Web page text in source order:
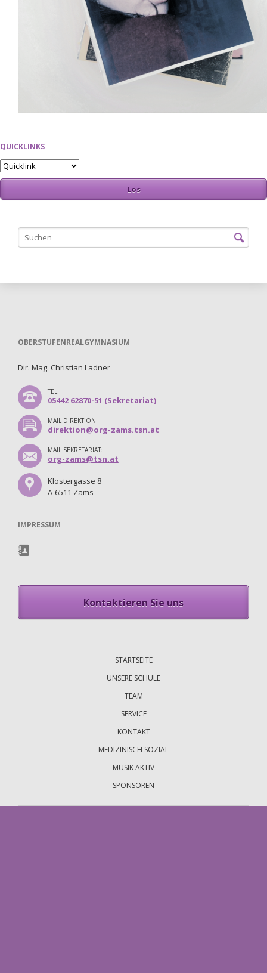
QUICKLINKS
OBERSTUFENREALGYMNASIUM
Dir. Mag. Christian Ladner
TEL.:
05442 62870-51 (Sekretariat)
MAIL DIREKTION:
direktion@org-zams.tsn.at
MAIL SEKRETARIAT:
org-zams@tsn.at
Klostergasse 8
A-6511 Zams
IMPRESSUM
Kontaktieren Sie uns
STARTSEITE
UNSERE SCHULE
TEAM
SERVICE
KONTAKT
MEDIZINISCH SOZIAL
MUSIK AKTIV
SPONSOREN